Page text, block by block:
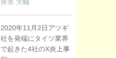
井水 大輔
2020年11月2日アツギ
社を発端にタイツ業界
で起きた4社のX炎上事